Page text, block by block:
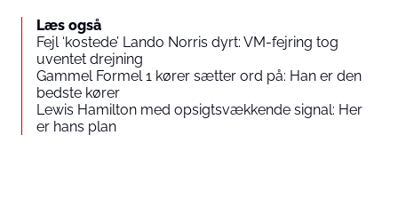
Læs også
Fejl ‘kostede’ Lando Norris dyrt: VM-fejring tog
uventet drejning
Gammel Formel 1 kører sætter ord på: Han er den
bedste kører
Lewis Hamilton med opsigtsvækkende signal: Her
er hans plan